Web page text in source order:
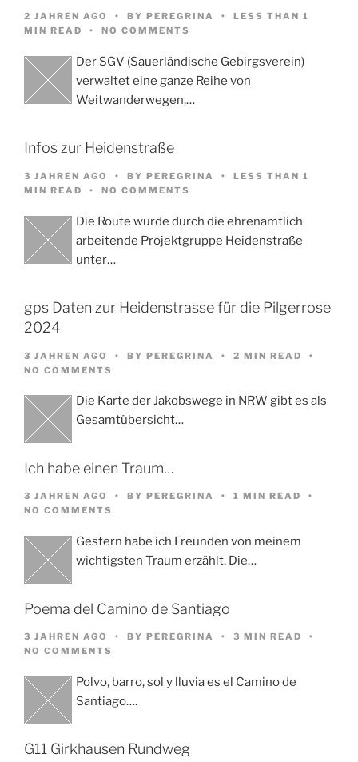
2 JAHREN AGO BY PEREGRINA
LESS THAN 1
MIN READ
NO COMMENTS
Der SGV (Sauerländische Gebirgsverein)
verwaltet eine ganze Reihe von
Weitwanderwegen,…
Infos zur Heidenstraße
3 JAHREN AGO BY PEREGRINA
LESS THAN 1
MIN READ
NO COMMENTS
Die Route wurde durch die ehrenamtlich
arbeitende Projektgruppe Heidenstraße
unter…
gps Daten zur Heidenstrasse für die Pilgerrose
2024
3 JAHREN AGO BY PEREGRINA
2 MIN READ
NO COMMENTS
Die Karte der Jakobswege in NRW gibt es als
Gesamtübersicht…
Ich habe einen Traum…
3 JAHREN AGO BY PEREGRINA
1 MIN READ
NO COMMENTS
Gestern habe ich Freunden von meinem
wichtigsten Traum erzählt. Die…
Poema del Camino de Santiago
3 JAHREN AGO BY PEREGRINA
3 MIN READ
NO COMMENTS
Polvo, barro, sol y lluvia es el Camino de
Santiago….
G11 Girkhausen Rundweg